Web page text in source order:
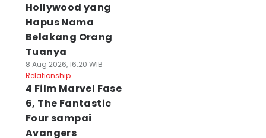
Hollywood yang
Hapus Nama
Belakang Orang
Tuanya
8 Aug 2026, 16:20 WIB
Relationship
4 Film Marvel Fase
6, The Fantastic
Four sampai
Avangers